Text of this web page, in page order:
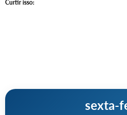
Curtir isso:
sexta-